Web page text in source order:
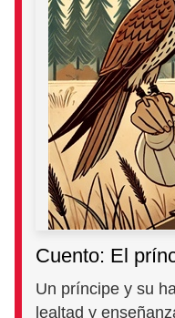
Cuento: El
Un príncipe y su
lealtad y